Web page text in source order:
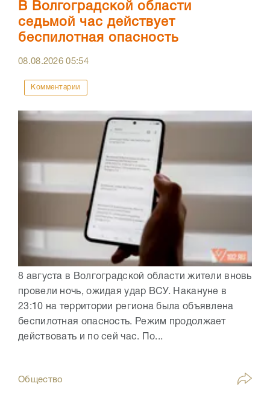
В Волгоградской области
седьмой час действует
беспилотная опасность
08.08.202605:54
Комментарии
8 августа в Волгоградской области жители вновь
провели ночь, ожидая удар ВСУ. Накануне в
23:10 на территории региона была объявлена
беспилотная опасность. Режим продолжает
действовать и по сей час. По...
Общество